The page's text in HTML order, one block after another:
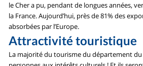
le Cher a pu, pendant de longues années,
la France. Aujourd’hui, près de 81% des
absorbées par l’Europe.
Attractivité touristique
La majorité du tourisme du département